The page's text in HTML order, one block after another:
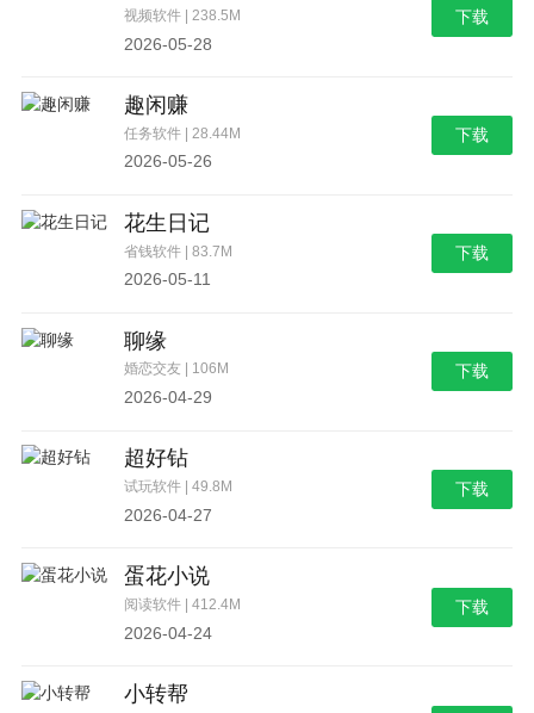
视频软件 | 238.5M
2026-05-28
下载
趣闲赚
任务软件 | 28.44M
2026-05-26
下载
花生日记
省钱软件 | 83.7M
2026-05-11
下载
聊缘
婚恋交友 | 106M
2026-04-29
下载
超好钻
试玩软件 | 49.8M
2026-04-27
下载
蛋花小说
阅读软件 | 412.4M
2026-04-24
下载
小转帮